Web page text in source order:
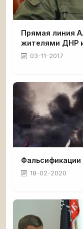
Прямая линия
жителями ДНР
03-11-2017
Фальсификации
18-02-2020